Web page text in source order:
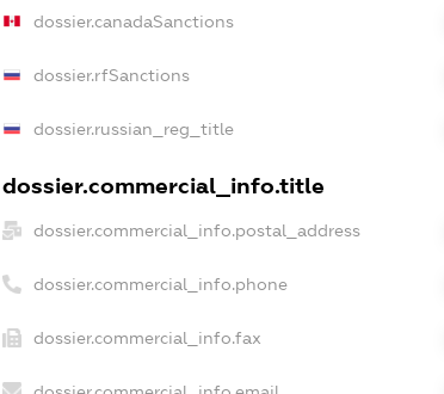
dossier.canadaSanctions
dossier.rfSanctions
dossier.russian_reg_title
dossier.commercial_info.title
dossier.commercial_info.postal_address
dossier.commercial_info.phone
dossier.commercial_info.fax